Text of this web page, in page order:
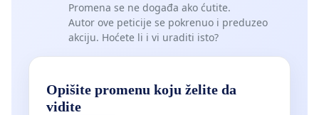
Promena se ne događa ako ćutite.
Autor ove peticije se pokrenuo i preduzeo
akciju. Hoćete li i vi uraditi isto?
Opišite promenu koju želite da
vidite